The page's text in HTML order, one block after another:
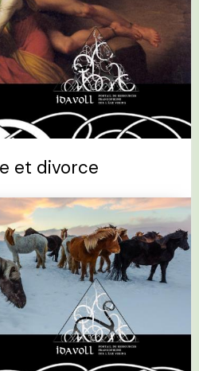
et divorce